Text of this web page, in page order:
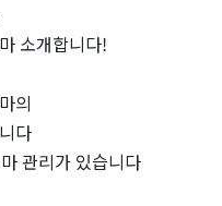
소개합니다!
의
다
관리가 있습니다